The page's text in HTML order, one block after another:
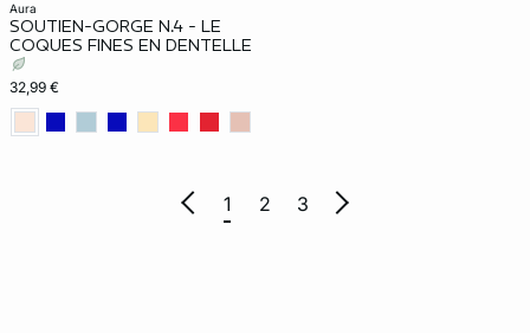
aura
SOUTIEN-GORGE N.4 - LE
COQUES FINES EN DENTELLE
32,99 €
1 2 3